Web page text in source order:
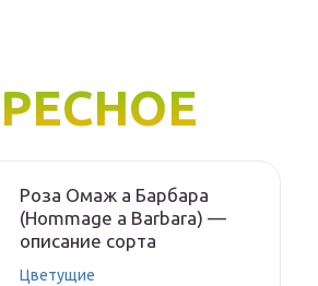
Роза Омаж а Барбара
(Hommage a Barbara) —
описание сорта
Цветущие